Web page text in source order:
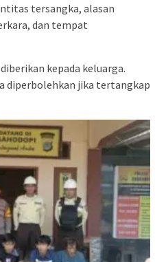
tersangka, alasan
dan tempat
kepada keluarga.
diperbolehkan jika tertangkap